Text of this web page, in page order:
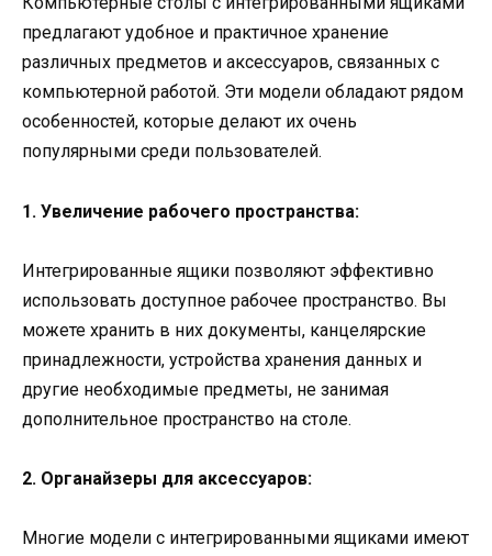
предлагают удобное и практичное хранение
различных предметов и аксессуаров, связанных с
компьютерной работой. Эти модели обладают рядом
особенностей, которые делают их очень
популярными среди пользователей.
1. Увеличение рабочего пространства:
Интегрированные ящики позволяют эффективно
использовать доступное рабочее пространство. Вы
можете хранить в них документы, канцелярские
принадлежности, устройства хранения данных и
другие необходимые предметы, не занимая
дополнительное пространство на столе.
2. Органайзеры для аксессуаров:
Многие модели с интегрированными ящиками имеют